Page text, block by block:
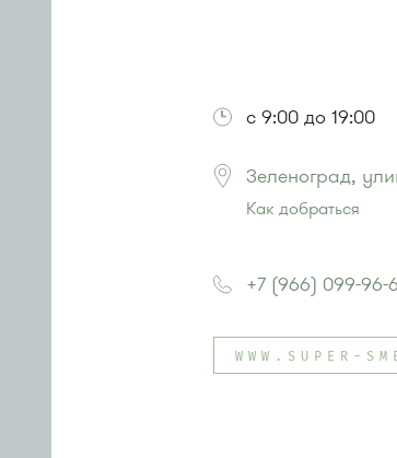
с 9:00 до 19:00
Зеленоград,
Как добраться
Автобус № 20.
Маршрутка №
Автобусы № 28, 32.
+7 (966) 099-96-
WWW.SUPER-